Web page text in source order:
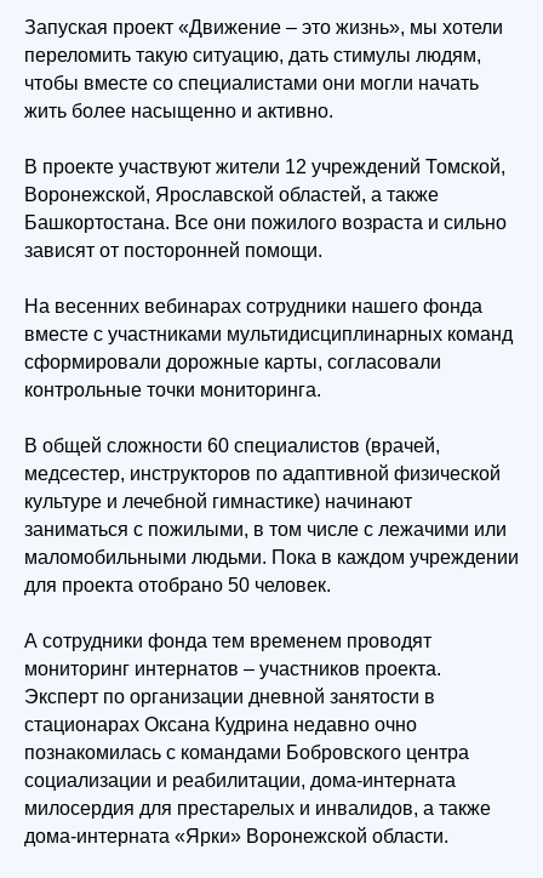
Запуская проект «Движение – это жизнь», мы хотели
переломить такую ситуацию, дать стимулы людям,
чтобы вместе со специалистами они могли начать
жить более насыщенно и активно.
В проекте участвуют жители 12 учреждений Томской,
Воронежской, Ярославской областей, а также
Башкортостана. Все они пожилого возраста и сильно
зависят от посторонней помощи.
На весенних вебинарах сотрудники нашего фонда
вместе с участниками мультидисциплинарных команд
сформировали дорожные карты, согласовали
контрольные точки мониторинга.
В общей сложности 60 специалистов (врачей,
медсестер, инструкторов по адаптивной физической
культуре и лечебной гимнастике) начинают
заниматься с пожилыми, в том числе с лежачими или
маломобильными людьми. Пока в каждом учреждении
для проекта отобрано 50 человек.
А сотрудники фонда тем временем проводят
мониторинг интернатов – участников проекта.
Эксперт по организации дневной занятости в
стационарах Оксана Кудрина недавно очно
познакомилась с командами Бобровского центра
социализации и реабилитации, дома-интерната
милосердия для престарелых и инвалидов, а также
дома-интерната «Ярки» Воронежской области.